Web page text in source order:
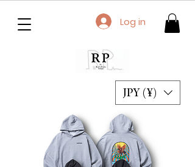
JPY (¥)
Log in